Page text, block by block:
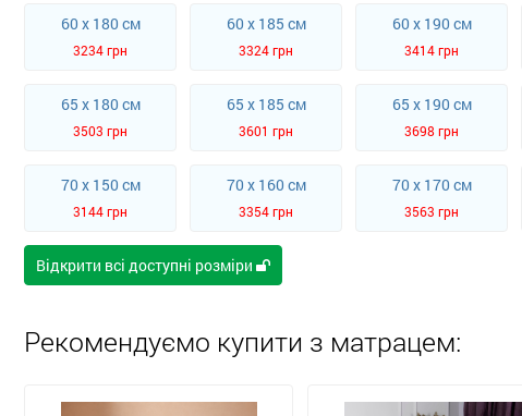
60 x 180 см
3234 грн
60 x 185 см
3324 грн
60 x 190 см
3414 грн
65 x 180 см
3503 грн
65 x 185 см
3601 грн
65 x 190 см
3698 грн
70 x 150 см
3144 грн
70 x 160 см
3354 грн
70 x 170 см
3563 грн
Відкрити всі доступні розміри
Рекомендуємо купити з матрацем: